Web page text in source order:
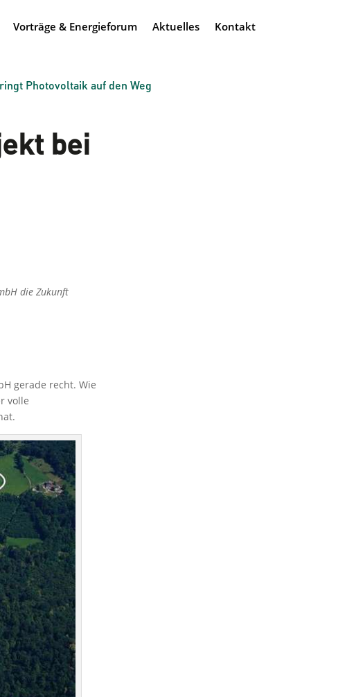
Vorträge & Energieforum Aktuelles Kontakt
Photovoltaik auf den Weg
bei
die Zukunft
gerade recht. Wie
volle